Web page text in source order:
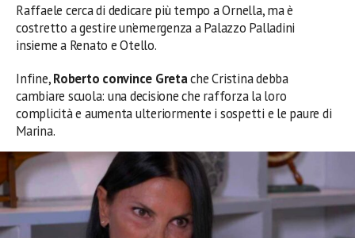
Raffaele cerca di dedicare più tempo a Ornella, ma è
costretto a gestire un’emergenza a Palazzo Palladini
insieme a Renato e Otello.
Infine,Roberto convince Gretache Cristina debba
cambiare scuola: una decisione che rafforza la loro
complicità e aumenta ulteriormente i sospetti e le paure di
Marina.